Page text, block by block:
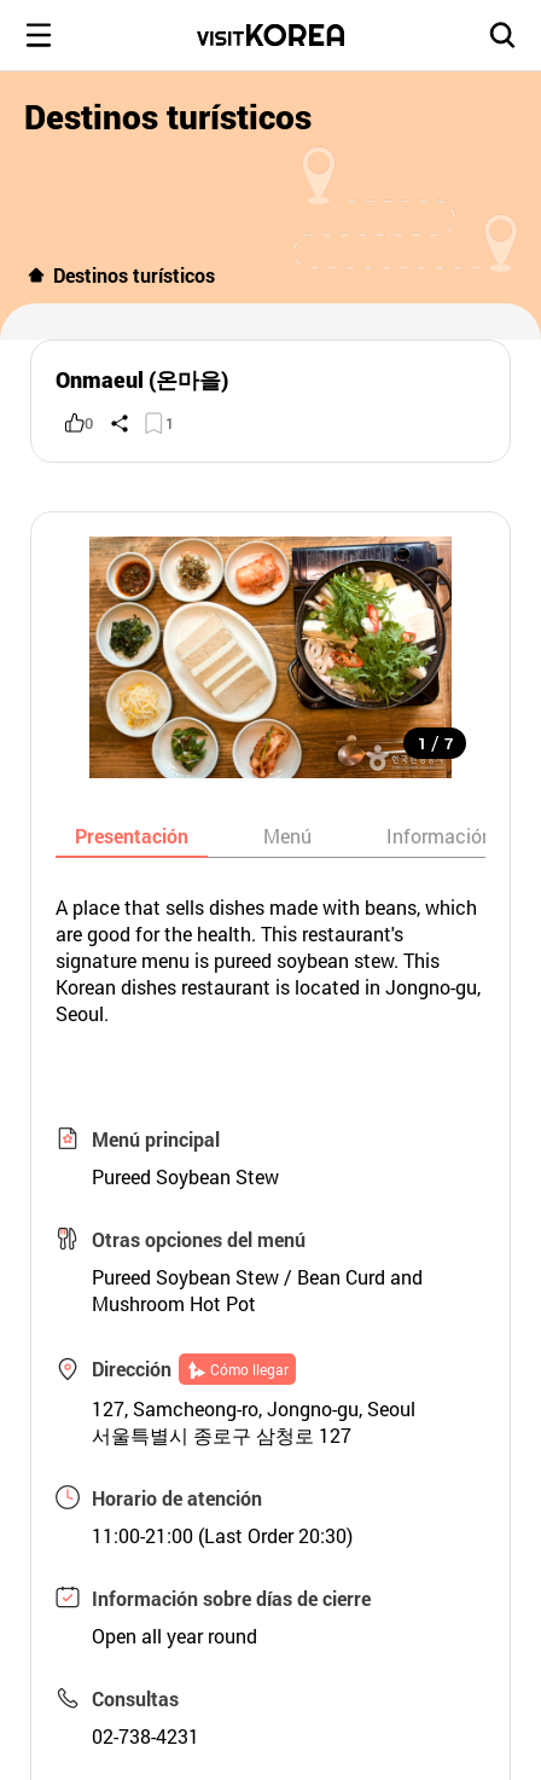
Destinos turísticos
Destinos turísticos
Onmaeul (온마을)
0 1
1 / 7
Presentación Menú Información
A place that sells dishes made with beans, which
are good for the health. This restaurant's
signature menu is pureed soybean stew. This
Korean dishes restaurant is located in Jongno-gu,
Seoul.
Menú principal
Pureed Soybean Stew
Otras opciones del menú
Pureed Soybean Stew / Bean Curd and
Mushroom Hot Pot
Dirección Cómo llegar
127, Samcheong-ro, Jongno-gu, Seoul
서울특별시 종로구 삼청로 127
Horario de atención
11:00-21:00 (Last Order 20:30)
Información sobre días de cierre
Open all year round
Consultas
02-738-4231